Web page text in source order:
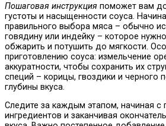
Пошаговая инструкция поможет вам
густоты и насыщенности соуса.
правильного выбора мяса – обычно
говядину или индейку – которое
обжарить и потушить до мягкости.
приготовлению соуса: измельчение
аккуратности, чтобы сохранить их
специй – корицы, гвоздики и черного
глубины вкуса.
Следите за каждым этапом, начиная с
ингредиентов и заканчивая